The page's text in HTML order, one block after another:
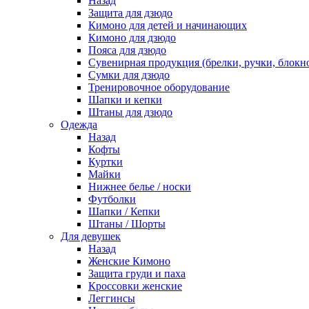
Защита для дзюдо
Кимоно для детей и начинающих
Кимоно для дзюдо
Пояса для дзюдо
Сувенирная продукция (брелки, ручки,
Сумки для дзюдо
Тренировочное оборудование
Шапки и кепки
Штаны для дзюдо
Одежда
Назад
Кофты
Куртки
Майки
Нижнее белье / носки
Футболки
Шапки / Кепки
Штаны / Шорты
Для девушек
Назад
Женские Кимоно
Защита груди и паха
Кроссовки женские
Леггинсы